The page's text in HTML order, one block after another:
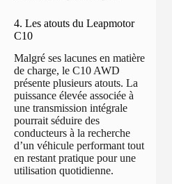
4. Les atouts du Leapmotor
C10
Malgré ses lacunes en matière
de charge, le C10 AWD
présente plusieurs atouts. La
puissance élevée associée à
une transmission intégrale
pourrait séduire des
conducteurs à la recherche
d’un véhicule performant tout
en restant pratique pour une
utilisation quotidienne.